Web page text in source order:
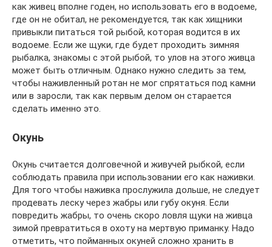
как живец вполне годен, но использовать его в водоеме,
где он не обитал, не рекомендуется, так как хищники
привыкли питаться той рыбой, которая водится в их
водоеме. Если же щуки, где будет проходить зимняя
рыбалка, знакомы с этой рыбой, то улов на этого живца
может быть отличным. Однако нужно следить за тем,
чтобы наживленный ротан не мог спрятаться под камни
или в заросли, так как первым делом он старается
сделать именно это.
Окунь
Окунь считается долговечной и живучей рыбкой, если
соблюдать правила при использовании его как наживки.
Для того чтобы наживка прослужила дольше, не следует
продевать леску через жабры или губу окуня. Если
повредить жабры, то очень скоро ловля щуки на живца
зимой превратиться в охоту на мертвую приманку. Надо
отметить, что пойманных окуней сложно хранить в